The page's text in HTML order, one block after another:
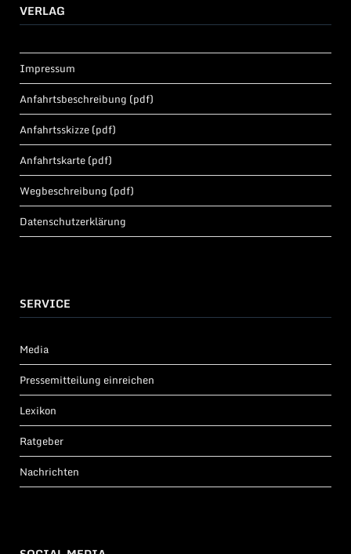
VERLAG
Impressum
Anfahrtsbeschreibung (pdf)
Anfahrtsskizze (pdf)
Anfahrtskarte (pdf)
Wegbeschreibung (pdf)
Datenschutzerklärung
SERVICE
Media
Pressemitteilung einreichen
Lexikon
Ratgeber
Nachrichten